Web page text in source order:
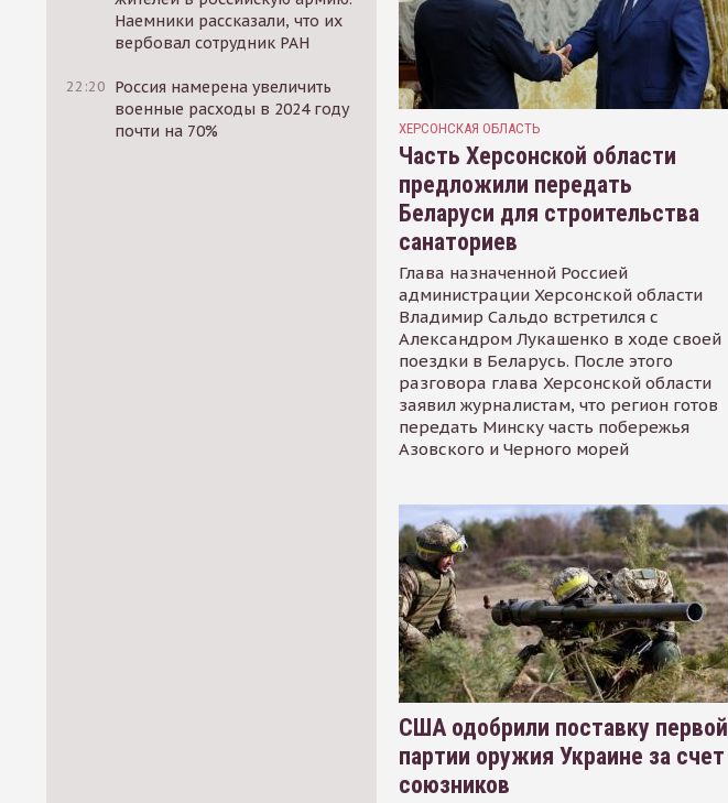
Наемники рассказали, что их
вербовал сотрудник РАН
22:20 Россия намерена увеличить
военные расходы в 2024 году
почти на 70%
ХЕРСОНСКАЯ ОБЛАСТЬ
Часть Херсонской области
предложили передать
Беларуси для строительства
санаториев
Глава назначенной Россией
администрации Херсонской области
Владимир Сальдо встретился с
Александром Лукашенко в ходе своей
поездки в Беларусь. После этого
разговора глава Херсонской области
заявил журналистам, что регион готов
передать Минску часть побережья
Азовского и Черного морей
США одобрили поставку первой
партии оружия Украине за счет
союзников